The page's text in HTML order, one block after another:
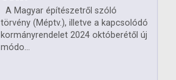
A Magyar építészetről szóló
törvény (Méptv.), illetve a kapcsolódó
kormányrendelet 2024 októberétől új
módo...